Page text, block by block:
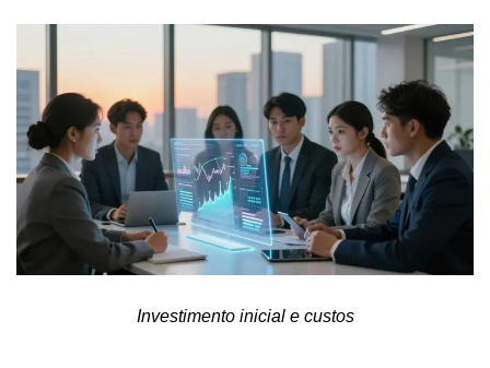
Investimento inicial e custos